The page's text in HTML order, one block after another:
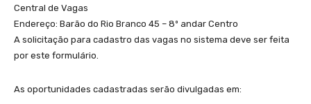
Central de Vagas
Endereço: Barão do Rio Branco 45 – 8º andar Centro
A solicitação para cadastro das vagas no sistema deve ser feita
por este formulário.
As oportunidades cadastradas serão divulgadas em: